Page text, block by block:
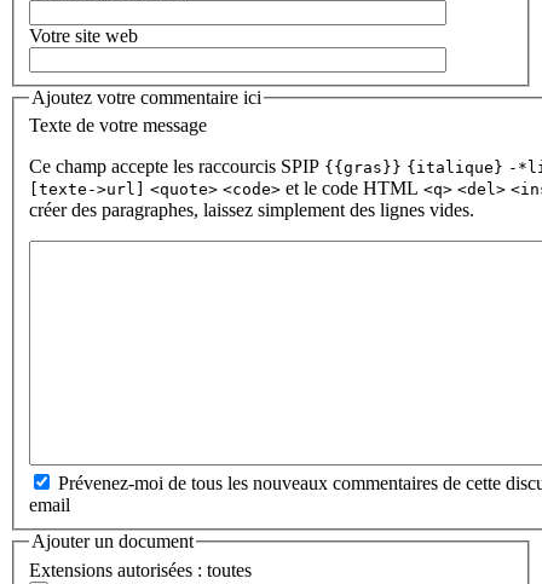
Votre site web
Ajoutez votre commentaire ici
Texte de votre message
Ce champ accepte les raccourcis SPIP {{gras}} {italique} -
[texte->url]
<quote> <code> et le code HTML <q> <del>
créer des paragraphes, laissez simplement des lignes vides.
Prévenez-moi de tous les nouveaux commentaires de cette
email
Ajouter un document
Extensions autorisées : toutes